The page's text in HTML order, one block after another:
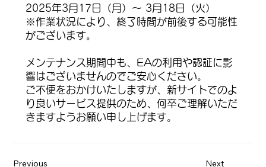
2025年3月17日（月）～ 3月18日（火）
※作業状況により、終了時間が前後する可能性
がございます。
メンテナンス期間中も、EAの利用や認証に影
響はございませんのでご安心ください。
ご不便をおかけいたしますが、新サイトでのよ
り良いサービス提供のため、何卒ご理解いただ
きますようお願い申し上げます。
Previous Next